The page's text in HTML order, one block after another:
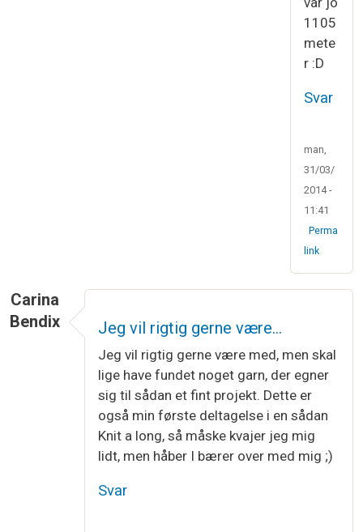
1105
mete
r :D
Svar
man,
31/03/
2014 -
11:41
Perma
link
Carina
Bendix
Jeg vil rigtig gerne være…
Jeg vil rigtig gerne være med, men skal
lige have fundet noget garn, der egner
sig til sådan et fint projekt. Dette er
også min første deltagelse i en sådan
Knit a long, så måske kvajer jeg mig
lidt, men håber I bærer over med mig ;)
Svar